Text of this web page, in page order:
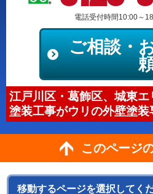
電話受付時間10:00～
ご相談・
江戸川区・葛飾区、城東
塗装工事がウリの外壁塗
このページ